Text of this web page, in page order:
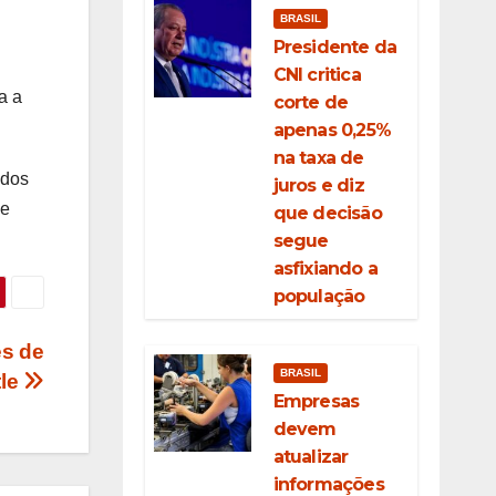
a
de
BRASIL
Presidente da
CNI critica
corte de
apenas 0,25%
na taxa de
juros e diz
que decisão
segue
asfixiando a
população
BRASIL
Empresas
devem
atualizar
informações